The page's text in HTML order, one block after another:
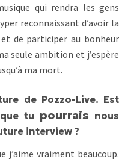
qui rendra les gens
reconnaissant d’avoir la
de participer au bonheur
seule ambition et j’espère
ma mort.
de Pozzo-Live. Est
tu pourrais nous
interview ?
j’aime vraiment beaucoup.